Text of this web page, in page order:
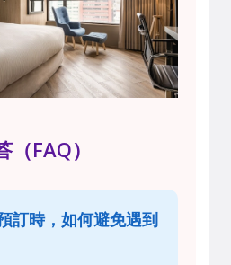
FAQ）
訂時，如何避免遇到